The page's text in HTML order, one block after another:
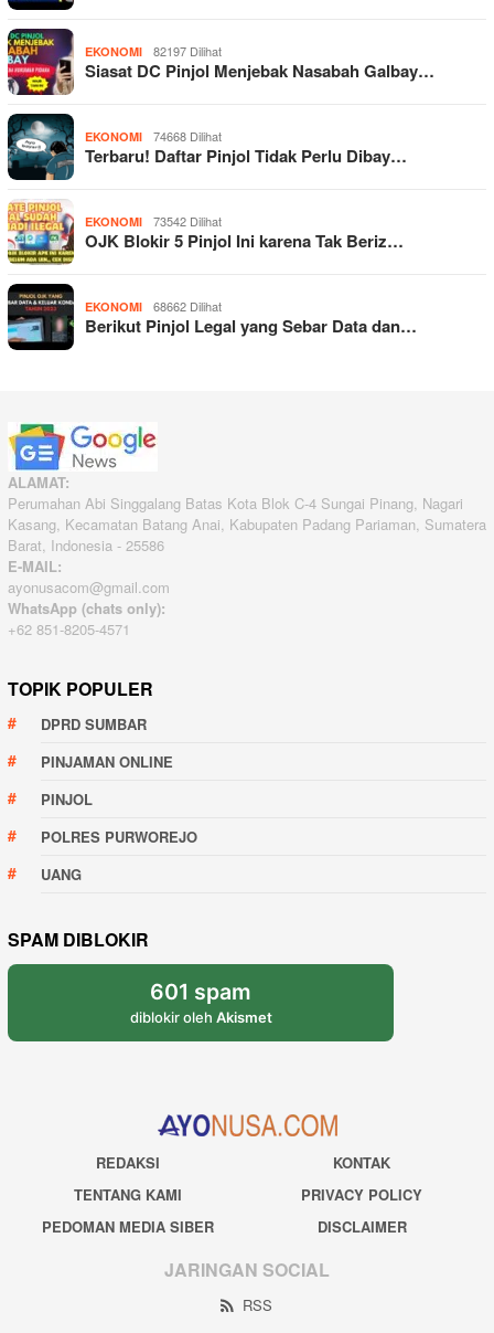
EKONOMI 82197 Dilihat
Siasat DC Pinjol Menjebak Nasabah Galbay…
EKONOMI 74668 Dilihat
Terbaru! Daftar Pinjol Tidak Perlu Dibay…
EKONOMI 73542 Dilihat
OJK Blokir 5 Pinjol Ini karena Tak Beriz…
EKONOMI 68662 Dilihat
Berikut Pinjol Legal yang Sebar Data dan…
ALAMAT:
Perumahan Abi Singgalang Batas Kota Blok C-4 Sungai Pinang, Nagari
Kasang, Kecamatan Batang Anai, Kabupaten Padang Pariaman, Sumatera
Barat, Indonesia - 25586
E-MAIL:
ayonusacom@gmail.com
WhatsApp (chats only):
+62 851-8205-4571
TOPIK POPULER
DPRD SUMBAR
PINJAMAN ONLINE
PINJOL
POLRES PURWOREJO
UANG
SPAM DIBLOKIR
601 spam
diblokir oleh Akismet
REDAKSI
KONTAK
TENTANG KAMI
PRIVACY POLICY
PEDOMAN MEDIA SIBER
DISCLAIMER
JARINGAN SOCIAL
RSS